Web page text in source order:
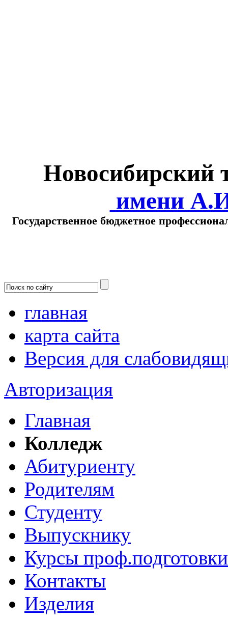
Новосибирский
имени
Государственное бюджетное
главная
карта сайта
Версия для
Авторизация
Главная
Колледж
Абитуриенту
Родителям
Студенту
Выпускнику
Курсы проф.подготовки
Контакты
Изделия